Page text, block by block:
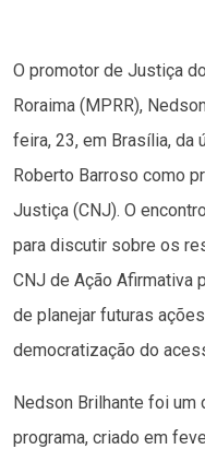
O promotor de Justiça
Roraima (MPRR),
feira, 23, em Brasília, da
Roberto Barroso como
Justiça (CNJ). O
para discutir sobre os
CNJ de Ação Afirmativa
de planejar futuras
democratização do
Nedson Brilhante foi
programa, criado em